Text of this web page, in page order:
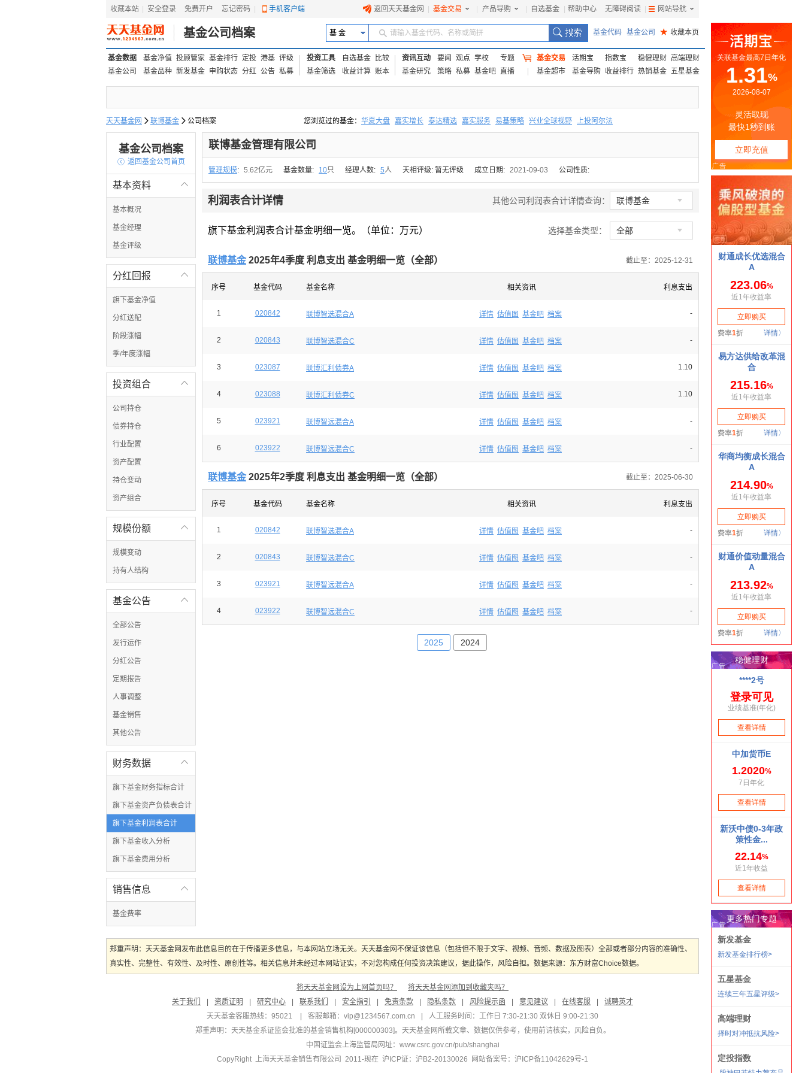
收藏本站 安全登录 免费开户 忘记密码 手机客户端 返回天天基金网 基金交易 产品导购 自选基金 帮助中心 无障碍阅读 网站导航
基金公司档案 基 金 请输入基金代码、名称或简拼 基金代码 基金公司 ★ 收藏本页
基金数据 基金净值 投顾管家 基金排行 定投 港基 评级
基金公司
基金品种 新发基金 申购状态 分红 公告 私募
投资工具 自选基金
比较
基金筛选
收益计算 账本
资讯互动 要闻 观点 学校
专题
基金研究
策略 私募 基金吧 直播
基金交易 活期宝 指数宝 稳健理财 高端理财
基金超市
基金导购 收益排行 热销基金 五星基金
天天基金网  联博基金  公司档案 您浏览过的基金： 华夏大盘 嘉实增长 泰达精选 嘉实服务 易基策略 兴业全球视野 上投阿尔法
易方达上证中盘ETF联接A
基金公司档案
 返回基金公司首页

基本资料
基本概况
基金经理
基金评级

分红回报
旗下基金净值
分红送配
阶段涨幅
季/年度涨幅

投资组合
公司持仓
债券持仓
行业配置
资产配置
持仓变动
资产组合

规模份额
规模变动
持有人结构

基金公告
全部公告
发行运作
分红公告
定期报告
人事调整
基金销售
其他公告

财务数据
旗下基金财务指标合计
旗下基金资产负债表合计
旗下基金利润表合计
旗下基金收入分析
旗下基金费用分析

销售信息
基金费率
联博基金管理有限公司
管理规模: 5.62亿元 基金数量: 10只 经理人数: 5人 天相评级: 暂无评级 成立日期: 2021-09-03 公司性质:
利润表合计详情 其他公司利润表合计详情查询： 联博基金 
旗下基金利润表合计基金明细一览。（单位：万元） 选择基金类型： 全部 
联博基金 2025年4季度 利息支出 基金明细一览（全部） 截止至：2025-12-31
序号 基金代码 基金名称 相关资讯 利息支出
1 020842 联博智选混合A 详情 估值图 基金吧 档案 -
2 020843 联博智选混合C 详情 估值图 基金吧 档案 -
3 023087 联博汇利债券A 详情 估值图 基金吧 档案 1.10
4 023088 联博汇利债券C 详情 估值图 基金吧 档案 1.10
5 023921 联博智远混合A 详情 估值图 基金吧 档案 -
6 023922 联博智远混合C 详情 估值图 基金吧 档案 -
联博基金 2025年2季度 利息支出 基金明细一览（全部） 截止至：2025-06-30
序号 基金代码 基金名称 相关资讯 利息支出
1 020842 联博智选混合A 详情 估值图 基金吧 档案 -
2 020843 联博智选混合C 详情 估值图 基金吧 档案 -
3 023921 联博智远混合A 详情 估值图 基金吧 档案 -
4 023922 联博智远混合C 详情 估值图 基金吧 档案 -
2025 2024
郑重声明：天天基金网发布此信息目的在于传播更多信息，与本网站立场无关。天天基金网不保证该信息（包括但不限于文字、视频、音频、数据及图表）全部或者部分内容的准确性、
真实性、完整性、有效性、及时性、原创性等。相关信息并未经过本网站证实，不对您构成任何投资决策建议，据此操作，风险自担。数据来源：东方财富Choice数据。
将天天基金网设为上网首页吗？
将天天基金网添加到收藏夹吗？
关于我们
资质证明 研究中心 联系我们 安全指引 免责条款 隐私条款 风险提示函 意见建议 在线客服
诚聘英才
天天基金客服热线：95021
客服邮箱： vip@1234567.com.cn
人工服务时间：工作日 7:30-21:30 双休日 9:00-21:30
郑重声明： 天天基金系证监会批准的基金销售机构[000000303]。天天基金网所载文章、数据仅供参考，使用前请核实，风险自负。
中国证监会上海监管局网址： www.csrc.gov.cn/pub/shanghai
CopyRight 上海天天基金销售有限公司 2011-现在 沪ICP证：沪B2-20130026
网站备案号：沪ICP备11042629号-1